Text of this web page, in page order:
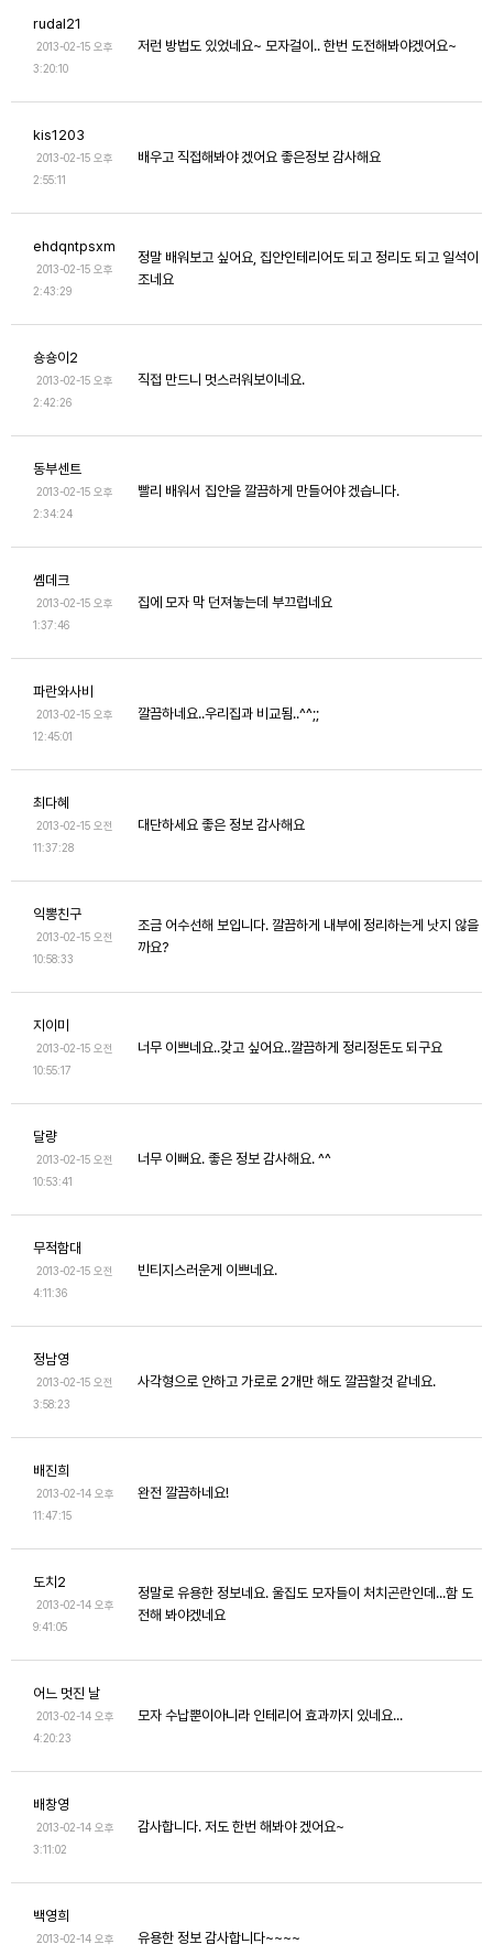
rudal21
2013-02-15 오후
3:20:10
저런 방법도 있었네요~ 모자걸이.. 한번 도전해봐야겠어요~
kis1203
2013-02-15 오후
2:55:11
배우고 직접해봐야 겠어요 좋은정보 감사해요
ehdqntpsxm
2013-02-15 오후
2:43:29
정말 배워보고 싶어요, 집안인테리어도 되고 정리도 되고 일석이
조네요
숑숑이2
2013-02-15 오후
2:42:26
직접 만드니 멋스러워보이네요.
동부센트
2013-02-15 오후
2:34:24
빨리 배워서 집안을 깔끔하게 만들어야 겠습니다.
쎔데크
2013-02-15 오후
1:37:46
집에 모자 막 던져놓는데 부끄럽네요
파란와사비
2013-02-15 오후
12:45:01
깔끔하네요..우리집과 비교됨..^^;;
최다혜
2013-02-15 오전
11:37:28
대단하세요 좋은 정보 감사해요
익뽕친구
2013-02-15 오전
10:58:33
조금 어수선해 보입니다. 깔끔하게 내부에 정리하는게 낫지 않을
까요?
지이미
2013-02-15 오전
10:55:17
너무 이쁘네요..갖고 싶어요..깔끔하게 정리정돈도 되구요
달량
2013-02-15 오전
10:53:41
너무 이뻐요. 좋은 정보 감사해요. ^^
무적함대
2013-02-15 오전
4:11:36
빈티지스러운게 이쁘네요.
정남영
2013-02-15 오전
3:58:23
사각형으로 안하고 가로로 2개만 해도 깔끔할것 같네요.
배진희
2013-02-14 오후
11:47:15
완전 깔끔하네요!
도치2
2013-02-14 오후
9:41:05
정말로 유용한 정보네요. 울집도 모자들이 처치곤란인데...함 도
전해 봐야겠네요
어느 멋진 날
2013-02-14 오후
4:20:23
모자 수납뿐이아니라 인테리어 효과까지 있네요...
배창영
2013-02-14 오후
3:11:02
감사합니다. 저도 한번 해봐야 겠어요~
백영희
2013-02-14 오후
유용한 정보 감사합니다~~~~